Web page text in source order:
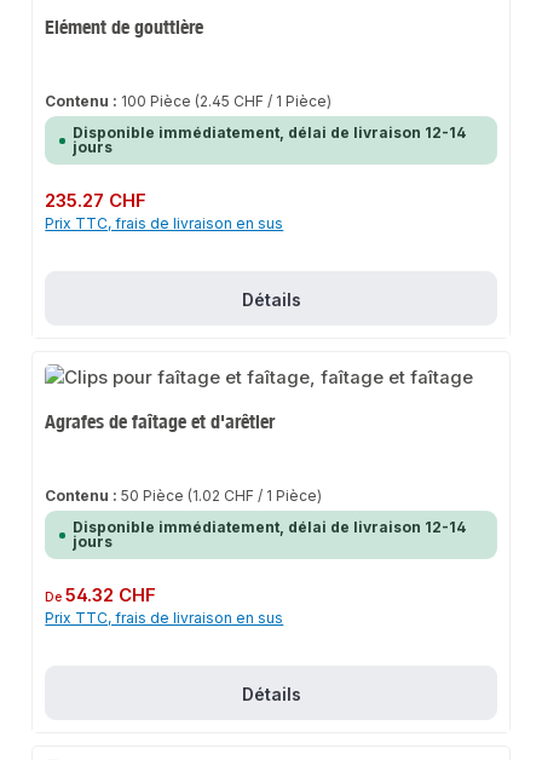
Elément de gouttière
Contenu : 100 Pièce (2.45 CHF / 1 Pièce)
Disponible immédiatement, délai de livraison 12-14
jours
Prix régulier :
235.27 CHF
Prix TTC, frais de livraison en sus
Détails
Agrafes de faîtage et d'arêtier
Contenu :50 Pièce (1.02 CHF / 1 Pièce)
Disponible immédiatement, délai de livraison 12-14
jours
Prix régulier :
De54.32 CHF
Prix TTC, frais de livraison en sus
Détails